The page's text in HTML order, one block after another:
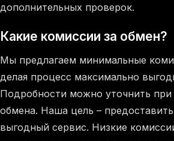
дополнительных проверок.
Какие комиссии за обмен?
Мы предлагаем минимальные
делая процесс максимально
Подробности можно уточнить
обмена. Наша цель –
выгодный сервис. Низкие